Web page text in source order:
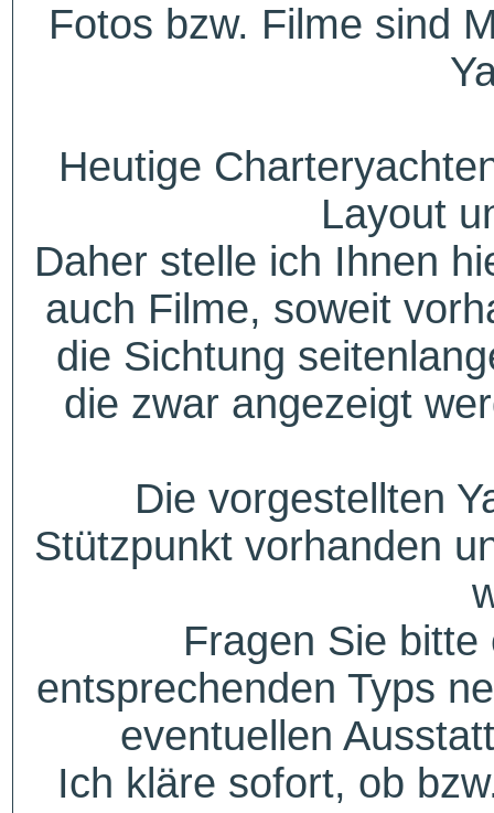
Fotos bzw. Filme sind
Heutige
Layout
Daher stelle ich Ihnen
auch Filme, soweit
die Sichtung
die zwar angezeigt
Die vorgestellten
Stützpunkt vorhanden
Fragen Sie
entsprechenden Typs
eventuellen
Ich kläre sofort, ob